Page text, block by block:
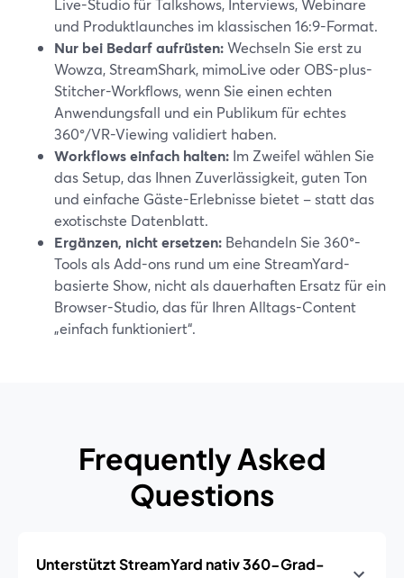
Live-Studio für Talkshows, Interviews, Webinare
und Produktlaunches im klassischen 16:9-Format.
Nur bei Bedarf aufrüsten:Wechseln Sie erst zu
Wowza, StreamShark, mimoLive oder OBS-plus-
Stitcher-Workflows, wenn Sie einen echten
Anwendungsfall und ein Publikum für echtes
360°/VR-Viewing validiert haben.
Workflows einfach halten: Im Zweifel wählen Sie
das Setup, das Ihnen Zuverlässigkeit, guten Ton
und einfache Gäste-Erlebnisse bietet – statt das
exotischste Datenblatt.
Ergänzen, nicht ersetzen: Behandeln Sie 360°-
Tools als Add-ons rund um eine StreamYard-
basierte Show, nicht als dauerhaften Ersatz für ein
Browser-Studio, das für Ihren Alltags-Content
„einfach funktioniert“.
Frequently Asked
Questions
Unterstützt StreamYard nativ 360-Grad-